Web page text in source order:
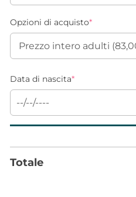
Opzioni di acquisto*
Data di nascita*
Totale